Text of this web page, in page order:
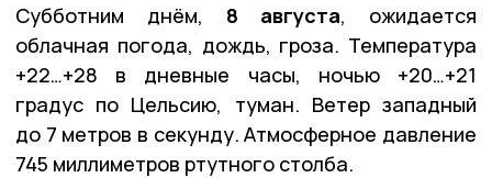
Субботним днём, 8 августа, ожидается
облачная погода, дождь, гроза. Температура
+22…+28 в дневные часы, ночью +20…+21
градус по Цельсию, туман. Ветер западный
до 7 метров в секунду. Атмосферное давление
745 миллиметров ртутного столба.